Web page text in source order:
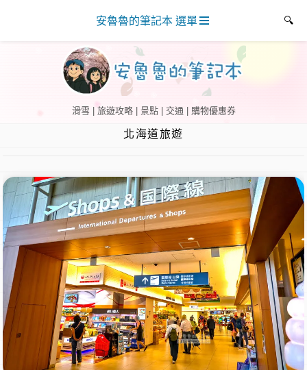
滑雪 | 旅遊攻略 | 景點 | 交通 | 購物優惠券
安魯魯的筆記本 選單
北海道旅遊